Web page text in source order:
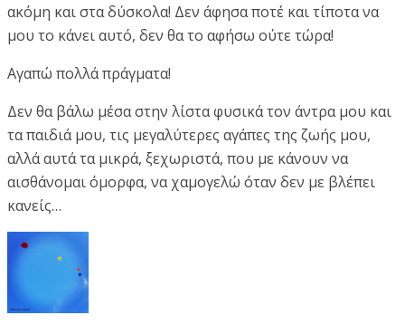
ακόμη και στα δύσκολα! Δεν άφησα ποτέ και τίποτα να
μου το κάνει αυτό, δεν θα το αφήσω ούτε τώρα!
Αγαπώ πολλά πράγματα!
Δεν θα βάλω μέσα στην λίστα φυσικά τον άντρα μου και
τα παιδιά μου, τις μεγαλύτερες αγάπες της ζωής μου,
αλλά αυτά τα μικρά, ξεχωριστά, που με κάνουν να
αισθάνομαι όμορφα, να χαμογελώ όταν δεν με βλέπει
κανείς…